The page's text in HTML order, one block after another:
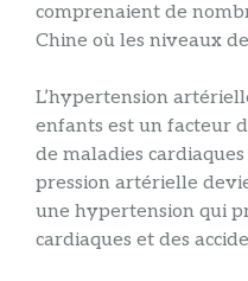
comprenaient de
Chine où les niveaux
L’hypertension
enfants est un facteur
de maladies
pression artérielle
une hypertension qui
cardiaques et des